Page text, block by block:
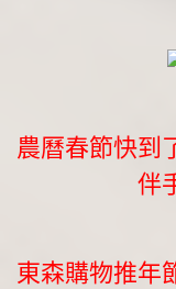
農曆春節快到
伴
東森購物推年